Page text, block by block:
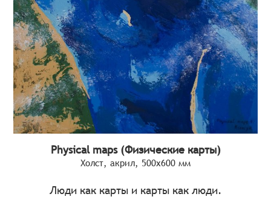
Physical maps (Физические карты)
Холст, акрил, 500х600 мм
Люди как карты и карты как люди.